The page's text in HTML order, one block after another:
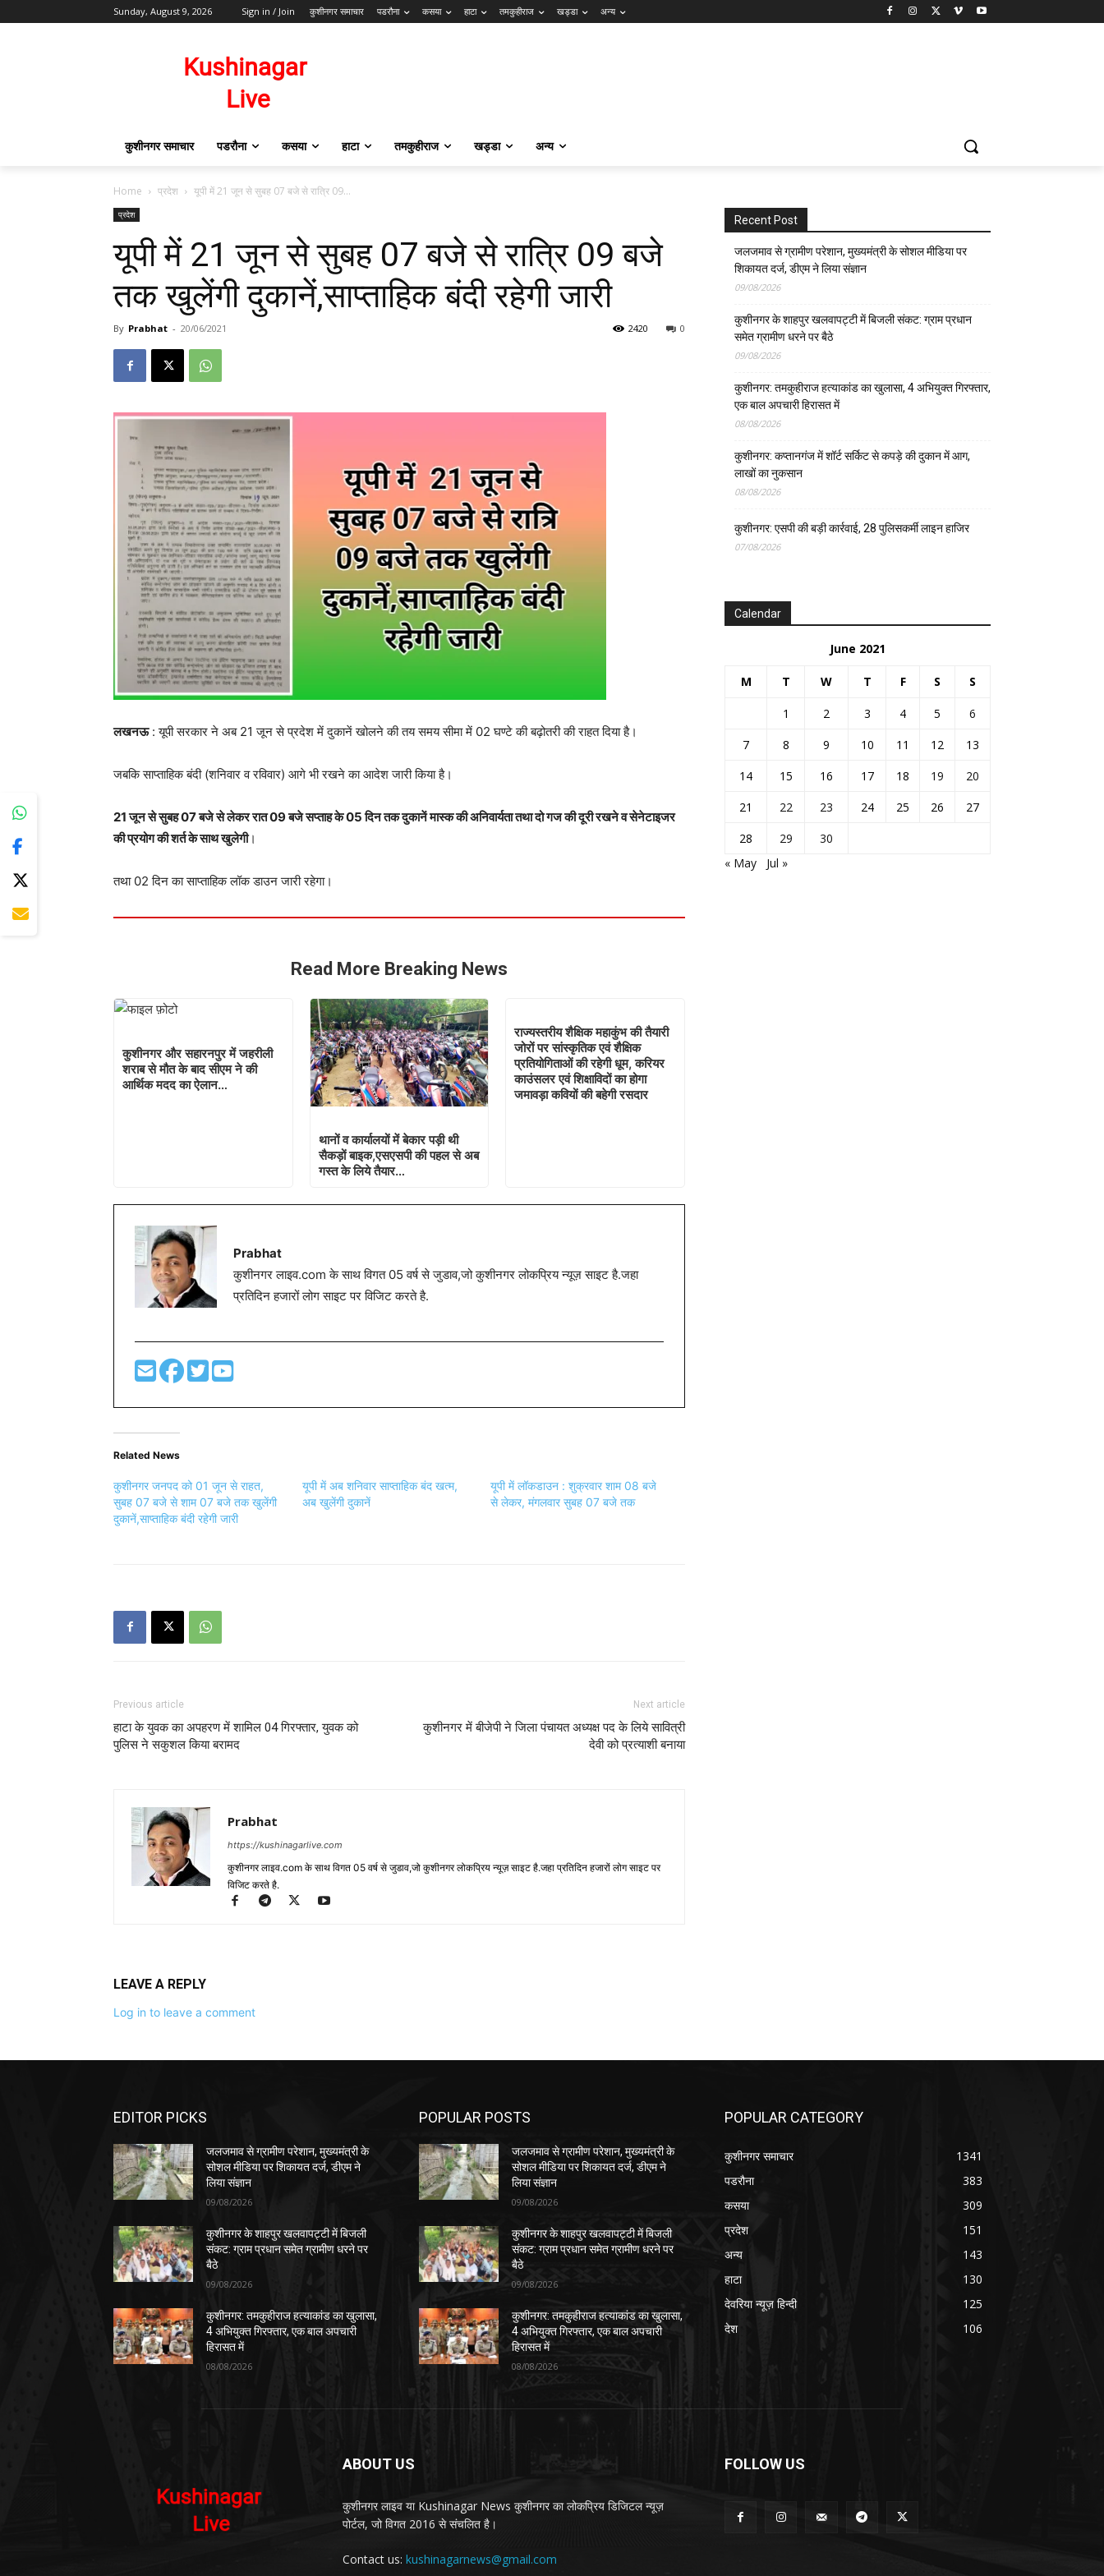
Sunday, August 9, 2026 Sign in / Join कुशीनगर समाचार पडरौना कसया हाटा तमकुहीराज खड्डा अन्य
कुशीनगर समाचार पडरौना कसया हाटा तमकुहीराज खड्डा अन्य
Home प्रदेश यूपी में 21 जून से सुबह 07 बजे से रात्रि 09...
प्रदेश
यूपी में 21 जून से सुबह 07 बजे से रात्रि 09 बजे
तक खुलेंगी दुकानें,साप्ताहिक बंदी रहेगी जारी
By Prabhat - 20/06/2021 0
2420
लखनऊ: यूपी सरकार ने अब 21 जून से प्रदेश में दुकानें खोलने की तय समय सीमा में 02 घण्टे की बढ़ोतरी की राहत दिया है।
जबकि साप्ताहिक बंदी (शनिवार व रविवार) आगे भी रखने का आदेश जारी किया है।
21 जून से सुबह 07 बजे से लेकर रात 09 बजे सप्ताह के 05 दिन तक दुकानें मास्क की अनिवार्यता तथा दो गज की दूरी रखने व सेनेटाइजर
की प्रयोग की शर्त के साथ खुलेगी।
तथा 02 दिन का साप्ताहिक लॉक डाउन जारी रहेगा।
Read More Breaking News
कुशीनगर और सहारनपुर में जहरीली
शराब से मौत के बाद सीएम ने की
आर्थिक मदद का ऐलान…
थानों व कार्यालयों में बेकार पड़ी थी
सैकड़ों बाइक,एसएसपी की पहल से अब
गस्त के लिये तैयार…
राज्यस्तरीय शैक्षिक महाकुंभ की तैयारी
जोरों पर सांस्कृतिक एवं शैक्षिक
प्रतियोगिताओं की रहेगी धूम, करियर
काउंसलर एवं शिक्षाविदों का होगा
जमावड़ा कवियों की बहेगी रसदार
Prabhat
कुशीनगर लाइव.com के साथ विगत 05 वर्ष से जुडाव,जो कुशीनगर लोकप्रिय न्यूज़ साइट है.जहा
प्रतिदिन हजारों लोग साइट पर विजिट करते है.
Related News
कुशीनगर जनपद को 01 जून से राहत,
सुबह 07 बजे से शाम 07 बजे तक खुलेंगी
दुकानें,साप्ताहिक बंदी रहेगी जारी
यूपी में अब शनिवार साप्ताहिक बंद खत्म,
अब खुलेंगी दुकानें
यूपी में लॉकडाउन : शुक्रवार शाम 08 बजे
से लेकर, मंगलवार सुबह 07 बजे तक
Previous article
हाटा के युवक का अपहरण में शामिल 04 गिरफ्तार, युवक को
पुलिस ने सकुशल किया बरामद
Next article
कुशीनगर में बीजेपी ने जिला पंचायत अध्यक्ष पद के लिये सावित्री
देवी को प्रत्याशी बनाया
Prabhat
https://kushinagarlive.com
कुशीनगर लाइव.com के साथ विगत 05 वर्ष से जुडाव,जो कुशीनगर लोकप्रिय न्यूज़ साइट है.जहा प्रतिदिन हजारों लोग साइट पर
विजिट करते है.
LEAVE A REPLY
Log in to leave a comment
Recent Post
जलजमाव से ग्रामीण परेशान, मुख्यमंत्री के सोशल मीडिया पर
शिकायत दर्ज, डीएम ने लिया संज्ञान
09/08/2026
कुशीनगर के शाहपुर खलवापट्टी में बिजली संकट: ग्राम प्रधान
समेत ग्रामीण धरने पर बैठे
09/08/2026
कुशीनगर: तमकुहीराज हत्याकांड का खुलासा, 4 अभियुक्त गिरफ्तार,
एक बाल अपचारी हिरासत में
08/08/2026
कुशीनगर: कप्तानगंज में शॉर्ट सर्किट से कपड़े की दुकान में आग,
लाखों का नुकसान
08/08/2026
कुशीनगर: एसपी की बड़ी कार्रवाई, 28 पुलिसकर्मी लाइन हाजिर
07/08/2026
Calendar
June 2021
M T W T F S S
1 2 3 4 5
6
7
8 9 10 11 12
13
14
15 16 17 18 19
20
21
22 23 24 25 26
27
28
29
30
« May
Jul »
EDITOR PICKS
जलजमाव से ग्रामीण परेशान, मुख्यमंत्री के
सोशल मीडिया पर शिकायत दर्ज, डीएम ने
लिया संज्ञान
09/08/2026
कुशीनगर के शाहपुर खलवापट्टी में बिजली
संकट: ग्राम प्रधान समेत ग्रामीण धरने पर
बैठे
09/08/2026
कुशीनगर: तमकुहीराज हत्याकांड का खुलासा,
4 अभियुक्त गिरफ्तार, एक बाल अपचारी
हिरासत में
08/08/2026
POPULAR POSTS
जलजमाव से ग्रामीण परेशान, मुख्यमंत्री के
सोशल मीडिया पर शिकायत दर्ज, डीएम ने
लिया संज्ञान
09/08/2026
कुशीनगर के शाहपुर खलवापट्टी में बिजली
संकट: ग्राम प्रधान समेत ग्रामीण धरने पर
बैठे
09/08/2026
कुशीनगर: तमकुहीराज हत्याकांड का खुलासा,
4 अभियुक्त गिरफ्तार, एक बाल अपचारी
हिरासत में
08/08/2026
POPULAR CATEGORY
कुशीनगर समाचार
1341
पडरौना
383
कसया
309
प्रदेश
151
अन्य
143
हाटा
130
देवरिया न्यूज़ हिन्दी
125
देश
106
ABOUT US
कुशीनगर लाइव या Kushinagar News कुशीनगर का लोकप्रिय डिजिटल न्यूज़
पोर्टल, जो विगत 2016 से संचलित है।
Contact us: kushinagarnews@gmail.com
FOLLOW US